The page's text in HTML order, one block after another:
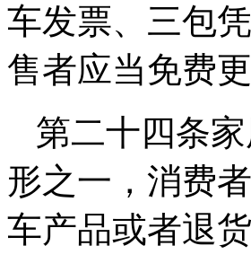
车发票、三包
售者应当免费
第二十四条
形之一，消费
车产品或者退